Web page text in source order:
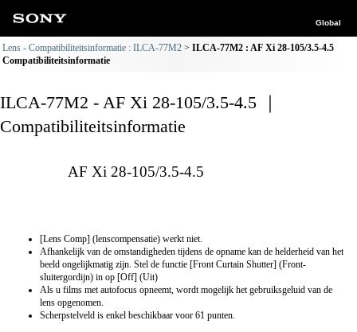
Global
Lens - Compatibiliteitsinformatie : ILCA-77M2
ILCA-77M2 : AF Xi 28-105/3.5-4.5
Compatibiliteitsinformatie
ILCA-77M2 - AF Xi 28-105/3.5-4.5 ｜
Compatibiliteitsinformatie
AF Xi 28-105/3.5-4.5
[Lens Comp] (lenscompensatie) werkt niet.
Afhankelijk van de omstandigheden tijdens de opname kan de helderheid van het
beeld ongelijkmatig zijn. Stel de functie [Front Curtain Shutter] (Front-
sluitergordijn) in op [Off] (Uit)
Als u films met autofocus opneemt, wordt mogelijk het gebruiksgeluid van de
lens opgenomen.
Scherpstelveld is enkel beschikbaar voor 61 punten.